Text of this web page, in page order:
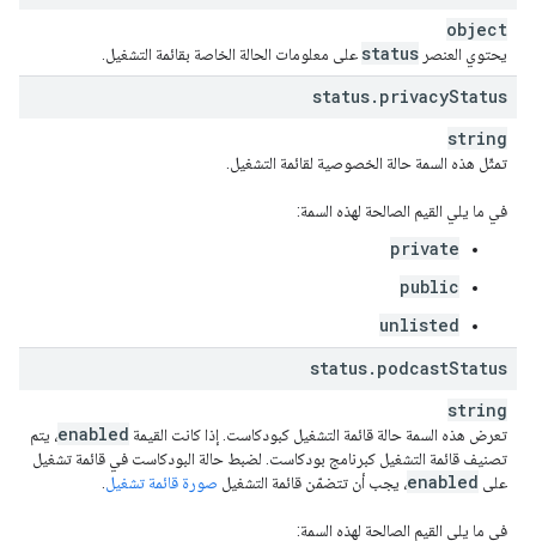
object
يحتوي العنصر status على معلومات الحالة الخاصة بقائمة التشغيل.
status. privacyStatus
string
تمثّل هذه السمة حالة الخصوصية لقائمة التشغيل.
في ما يلي القيم الصالحة لهذه السمة:
private
public
unlisted
status. podcastStatus
string
تعرض هذه السمة حالة قائمة التشغيل كبودكاست. إذا كانت القيمة enabled، يتم
تصنيف قائمة التشغيل كبرنامج بودكاست. لضبط حالة البودكاست في قائمة تشغيل
على enabled، يجب أن تتضمّن قائمة التشغيل صورة قائمة تشغيل
في ما يلي القيم الصالحة لهذه السمة: